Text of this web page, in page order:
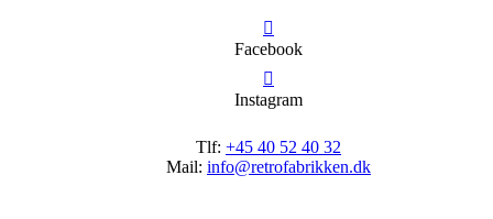
Facebook
Instagram
Tlf: +45 40 52 40 32
Mail: info@retrofabrikken.dk